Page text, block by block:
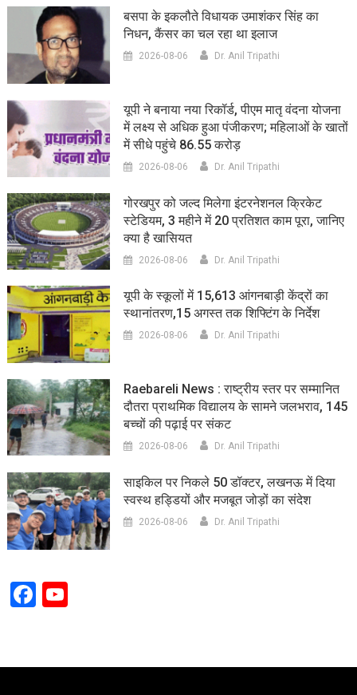
बसपा के इकलौते विधायक उमाशंकर सिंह का
निधन, कैंसर का चल रहा था इलाज
2026-08-06 Dr. Anil Tripathi
यूपी ने बनाया नया रिकॉर्ड, पीएम मातृ वंदना योजना
में लक्ष्य से अधिक हुआ पंजीकरण; महिलाओं के खातों
में सीधे पहुंचे 86.55 करोड़
2026-08-06 Dr. Anil Tripathi
गोरखपुर को जल्द मिलेगा इंटरनेशनल क्रिकेट
स्टेडियम, 3 महीने में 20 प्रतिशत काम पूरा, जानिए
क्या है खासियत
2026-08-06 Dr. Anil Tripathi
यूपी के स्कूलों में 15,613 आंगनबाड़ी केंद्रों का
स्थानांतरण,15 अगस्त तक शिफ्टिंग के निर्देश
2026-08-06 Dr. Anil Tripathi
Raebareli News : राष्ट्रीय स्तर पर सम्मानित
दौतरा प्राथमिक विद्यालय के सामने जलभराव, 145
बच्चों की पढ़ाई पर संकट
2026-08-06 Dr. Anil Tripathi
साइकिल पर निकले 50 डॉक्टर, लखनऊ में दिया
स्वस्थ हड्डियों और मजबूत जोड़ों का संदेश
2026-08-06 Dr. Anil Tripathi
Facebook
YouTube